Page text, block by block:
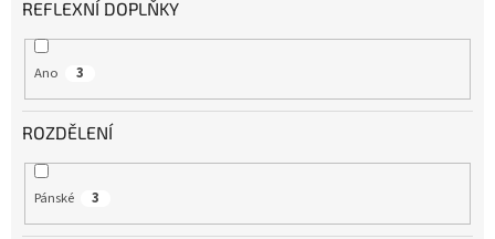
REFLEXNÍ DOPLŇKY
Ano 3
ROZDĚLENÍ
Pánské 3